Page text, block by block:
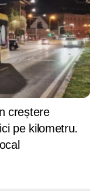
creștere
pe kilometru.